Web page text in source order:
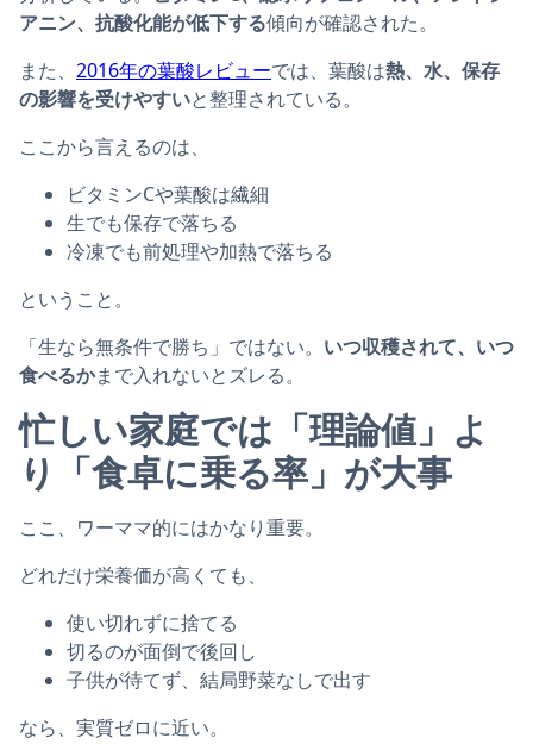
アニン、抗酸化能が低下する傾向が確認された。
また、 2016年の葉酸レビューでは、葉酸は熱、水、保存
の影響を受けやすいと整理されている。
ここから言えるのは、
ビタミンCや葉酸は繊細
生でも保存で落ちる
冷凍でも前処理や加熱で落ちる
ということ。
「生なら無条件で勝ち」ではない。 いつ収穫されて、いつ
食べるかまで入れないとズレる。
忙しい家庭では「理論値」よ
り「食卓に乗る率」が大事
ここ、ワーママ的にはかなり重要。
どれだけ栄養価が高くても、
使い切れずに捨てる
切るのが面倒で後回し
子供が待てず、結局野菜なしで出す
なら、実質ゼロに近い。